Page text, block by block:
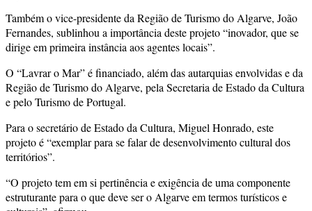
Também o vice-presidente da Região de Turismo do Algarve, João
Fernandes, sublinhou a importância deste projeto “inovador, que se
dirige em primeira instância aos agentes locais”.
O “Lavrar o Mar” é financiado, além das autarquias envolvidas e da
Região de Turismo do Algarve, pela Secretaria de Estado da Cultura
e pelo Turismo de Portugal.
Para o secretário de Estado da Cultura, Miguel Honrado, este
projeto é “exemplar para se falar de desenvolvimento cultural dos
territórios”.
“O projeto tem em si pertinência e exigência de uma componente
estruturante para o que deve ser o Algarve em termos turísticos e